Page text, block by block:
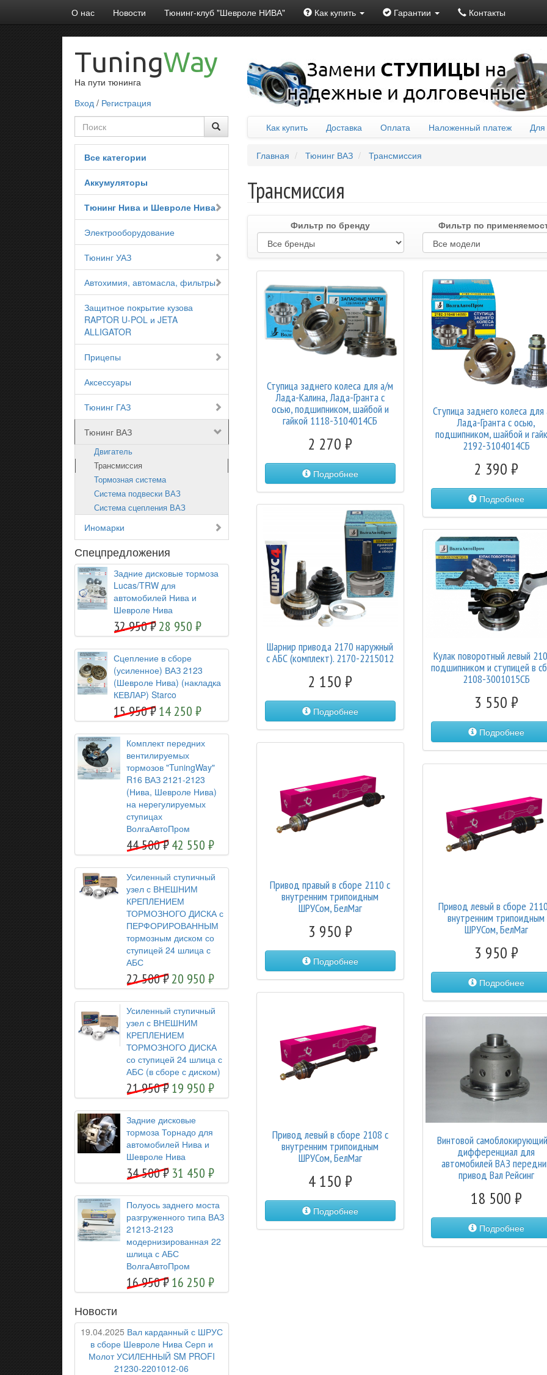
О нас Новости Тюнинг-клуб "Шевроле НИВА" Как купить Гарантии Контакты
TuningWay
На пути тюнинга
Вход / Регистрация
Как купить
Доставка Оплата Наложенный платеж
Все категории
Аккумуляторы
Тюнинг Нива и Шевроле Нива
Электрооборудование
Тюнинг УАЗ
Автохимия, автомасла, фильтры
Защитное покрытие кузова
RAPTOR U-POL и JETA
ALLIGATOR
Прицепы
Аксессуары
Тюнинг ГАЗ
Тюнинг ВАЗ
Двигатель
Трансмиссия
Тормозная система
Система подвески ВАЗ
Система сцепления ВАЗ
Иномарки
Спецпредложения
Задние дисковые тормоза
Lucas/TRW для
автомобилей Нива и
Шевроле Нива
32 950 28 950
Сцепление в сборе
(усиленное) ВАЗ 2123
(Шевроле Нива) (накладка
КЕВЛАР) Starco
15 950 14 250
Комплект передних
вентилируемых
тормозов "TuningWay"
R16 ВАЗ 2121-2123
(Нива, Шевроле Нива)
на нерегулируемых
ступицах
ВолгаАвтоПром
44 500 42 550
Усиленный ступичный
узел с ВНЕШНИМ
КРЕПЛЕНИЕМ
ТОРМОЗНОГО ДИСКА с
ПЕРФОРИРОВАННЫМ
тормозным диском со
ступицей 24 шлица с
АБС
22 500 20 950
Усиленный ступичный
узел с ВНЕШНИМ
КРЕПЛЕНИЕМ
ТОРМОЗНОГО ДИСКА
со ступицей 24 шлица с
АБС (в сборе с диском)
21 950 19 950
Задние дисковые
тормоза Торнадо для
автомобилей Нива и
Шевроле Нива
34 500 31 450
Полуось заднего моста
разгруженного типа ВАЗ
21213-2123
модернизированная 22
шлица с АБС
ВолгаАвтоПром
16 950 16 250
Новости
19.04.2025 Вал карданный с ШРУС
в сборе Шевроле Нива Серп и
Молот УСИЛЕННЫЙ SM PROFI
21230-2201012-06
Главная Тюнинг ВАЗ Трансмиссия
Трансмиссия
Фильтр по бренду Фильтр по
Ступица заднего колеса для а/м
Лада-Калина, Лада-Гранта с
осью, подшипником, шайбой и
гайкой 1118-3104014СБ
2 270
Подробнее
Ступица заднего колеса
Лада-Гранта с осью,
подшипником, шайбой и
2192-3104014СБ
2 390
Подробнее
Шарнир привода 2170 наружный
с АБС (комплект). 2170-2215012
2 150
Подробнее
Кулак поворотный левый
подшипником и ступицей в
2108-3001015СБ
3 550
Подробнее
Привод правый в сборе 2110 с
внутренним трипоидным
ШРУСом, БелМаг
3 950
Подробнее
Привод левый в сборе
внутренним трипоидным
ШРУСом, БелМаг
3 950
Подробнее
Привод левый в сборе 2108 с
внутренним трипоидным
ШРУСом, БелМаг
4 150
Подробнее
Винтовой
дифференциал для
автомобилей ВАЗ
привод Вал Рейсинг
18 500
Подробнее